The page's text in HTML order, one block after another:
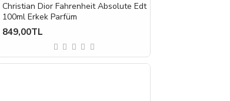
Christian Dior Fahrenheit Absolute Edt
100ml Erkek Parfüm
849,00TL